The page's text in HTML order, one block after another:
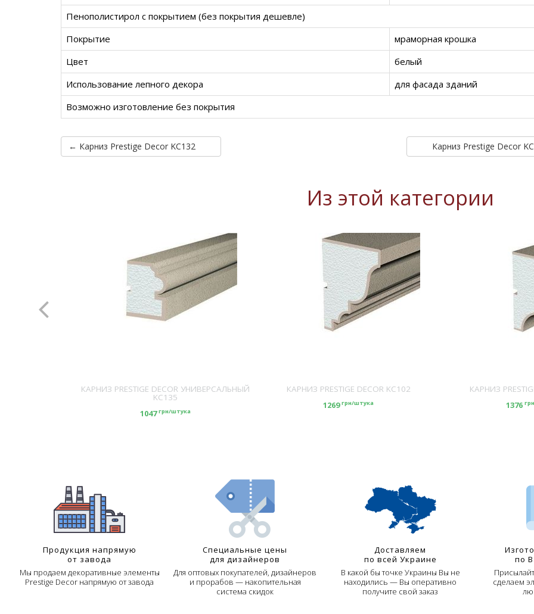
Пенополистирол с покрытием (без покрытия дешевле)
Покрытие
мраморная крошка
Цвет
белый
Использование лепного декора
для фасада зданий
Возможно изготовление без покрытия
← Карниз Prestige Decor KC132 Карниз Prestige Decor
Из этой категории
КАРНИЗ PRESTIGE DECOR УНИВЕРСАЛЬНЫЙ
KC135
1047грн/штука
КАРНИЗ PRESTIGE DECOR KC102
1269грн/штука
КАРНИЗ
1376
Продукция напрямую
от завода
Мы продаем декоративные элементы
Prestige Decor напрямую от завода
Специальные цены
для дизайнеров
Для оптовых покупателей, дизайнеров
и прорабов — накопительная
система скидок
Доставляем
по всей Украине
В какой бы точке Украины Вы не
находились — Вы оперативно
получите свой заказ
по
сделаем